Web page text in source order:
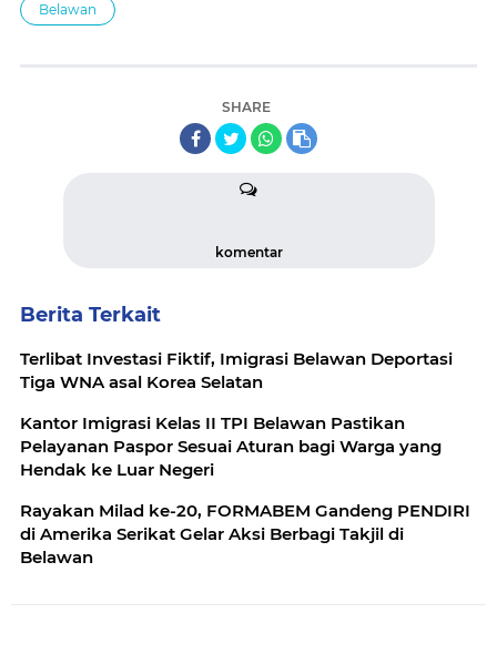
Belawan
SHARE
komentar
Berita Terkait
Terlibat Investasi Fiktif, Imigrasi Belawan Deportasi
Tiga WNA asal Korea Selatan
Kantor Imigrasi Kelas II TPI Belawan Pastikan
Pelayanan Paspor Sesuai Aturan bagi Warga yang
Hendak ke Luar Negeri
Rayakan Milad ke-20, FORMABEM Gandeng PENDIRI
di Amerika Serikat Gelar Aksi Berbagi Takjil di
Belawan